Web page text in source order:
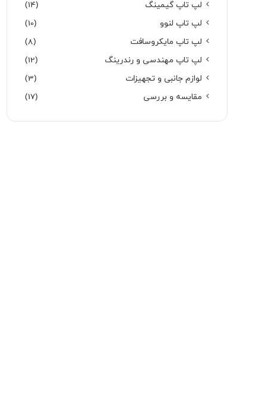
لپ تاپ گیمینگ
(14)
لپ تاپ لنوو
(10)
لپ تاپ مایکروسافت
(8)
لپ تاپ مهندسی و رندرینگ
(12)
لوازم جانبی و تجهیزات
(3)
مقایسه و بررسی
(17)